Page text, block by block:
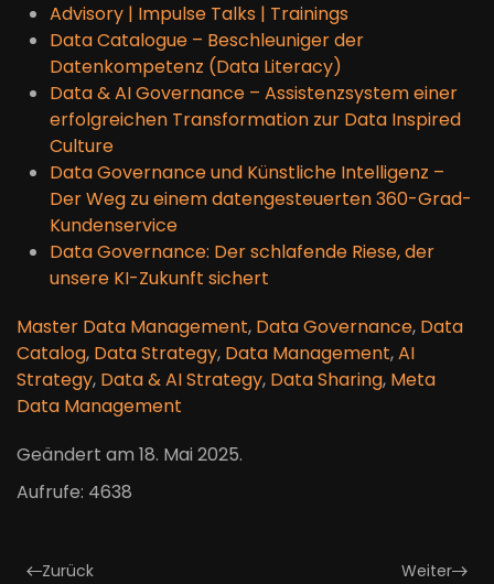
Advisory | Impulse Talks | Trainings
Data Catalogue – Beschleuniger der
Datenkompetenz (Data Literacy)
Data & AI Governance – Assistenzsystem einer
erfolgreichen Transformation zur Data Inspired
Culture
Data Governance und Künstliche Intelligenz –
Der Weg zu einem datengesteuerten 360-Grad-
Kundenservice
Data Governance: Der schlafende Riese, der
unsere KI-Zukunft sichert
Master Data Management, Data Governance, Data
Catalog, Data Strategy, Data Management,AI
Strategy, Data & AI Strategy, Data Sharing, Meta
Data Management
Geändert am 18. Mai 2025.
Aufrufe: 4638
Zurück Weiter